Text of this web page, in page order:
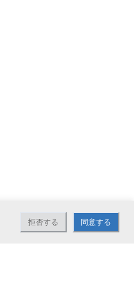
拒否する 同意する